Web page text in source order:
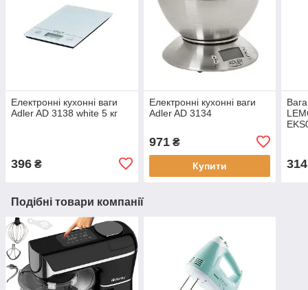
Електронні кухонні ваги
Adler AD 3138 white 5 кг
396 ₴
Електронні кухонні ваги
Adler AD 3134
971₴
Купити 314
Подібні товари компанії